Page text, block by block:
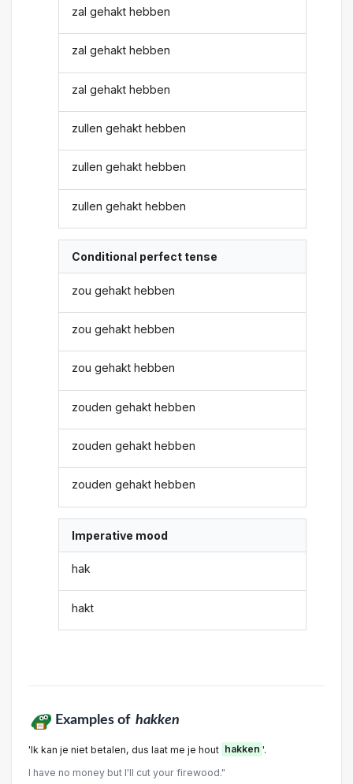
zal gehakt hebben
zal gehakt hebben
zal gehakt hebben
zullen gehakt hebben
zullen gehakt hebben
zullen gehakt hebben
Conditional perfect tense
zou gehakt hebben
zou gehakt hebben
zou gehakt hebben
zouden gehakt hebben
zouden gehakt hebben
zouden gehakt hebben
Imperative mood
hak
hakt
Examples of hakken
'Ik kan je niet betalen, dus laat me je hout hakken '.
I have no money but I'll cut your firewood."